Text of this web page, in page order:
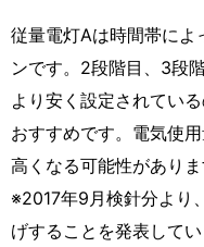
従量電灯Aは時間帯によ
ンです。2段階目、3段
より安く設定されてい
おすすめです。電気使
高くなる可能性があり
※2017年9月検針分より
げすることを発表してい